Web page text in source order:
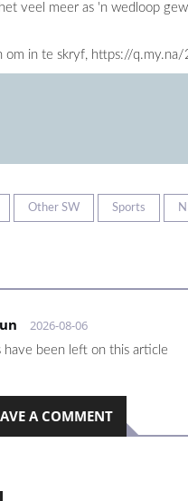
veel meer as 'n wedloop
om in te skryf, https://q.my.na/
Other SW Sports
2026-08-06
have been left on this article
A COMMENT